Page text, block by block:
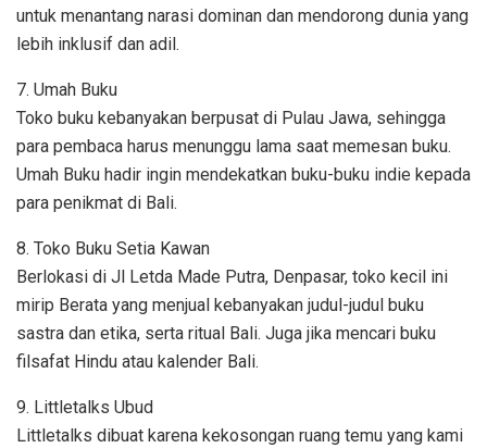
untuk menantang narasi dominan dan mendorong dunia yang
lebih inklusif dan adil.
7. Umah Buku
Toko buku kebanyakan berpusat di Pulau Jawa, sehingga
para pembaca harus menunggu lama saat memesan buku.
Umah Buku hadir ingin mendekatkan buku-buku indie kepada
para penikmat di Bali.
8. Toko Buku Setia Kawan
Berlokasi di Jl Letda Made Putra, Denpasar, toko kecil ini
mirip Berata yang menjual kebanyakan judul-judul buku
sastra dan etika, serta ritual Bali. Juga jika mencari buku
filsafat Hindu atau kalender Bali.
9. Littletalks Ubud
Littletalks dibuat karena kekosongan ruang temu yang kami